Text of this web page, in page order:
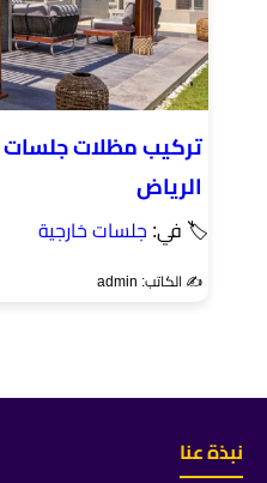
تركيب مظلات جلسات
الرياض
🏷 في: جلسات خارجية
✍️ الكاتب: admin
نبذة عنا